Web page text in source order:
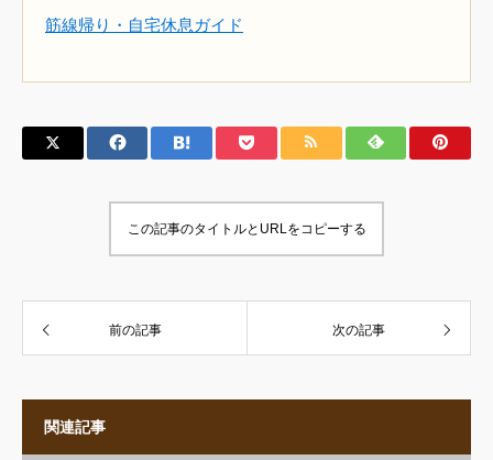
筋線帰り・自宅休息ガイド
この記事のタイトルとURLをコピーする
前の記事 次の記事
関連記事